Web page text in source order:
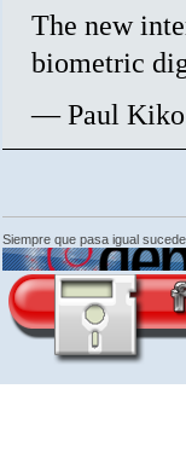
The new
biometric
— Paul
Siempre que pasa igual